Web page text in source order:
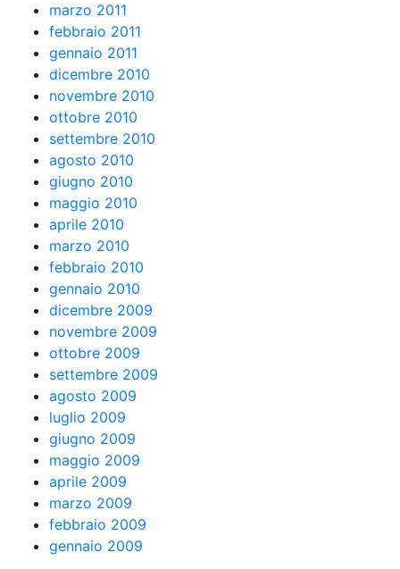
marzo 2011
febbraio 2011
gennaio 2011
dicembre 2010
novembre 2010
ottobre 2010
settembre 2010
agosto 2010
giugno 2010
maggio 2010
aprile 2010
marzo 2010
febbraio 2010
gennaio 2010
dicembre 2009
novembre 2009
ottobre 2009
settembre 2009
agosto 2009
luglio 2009
giugno 2009
maggio 2009
aprile 2009
marzo 2009
febbraio 2009
gennaio 2009